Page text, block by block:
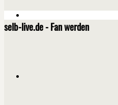
selb-live.de - Fan werden